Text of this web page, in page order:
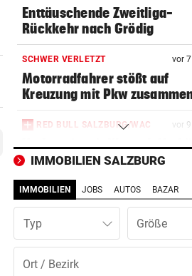
Enttäuschende Zweitliga-
Rückkehr nach Grödig
SCHWER VERLETZT vor
Motorradfahrer stößt auf
Kreuzung mit Pkw
RED BULL SALZBURG/WAC vor
Verhounig mit Klausel,
am Prüfstand
VERHEERENDE UNWETTER vor 9
Der Tag danach: „Es sieht
am Schlachtfeld“
vor
IMMOBILIEN SALZBURG
IMMOBILIEN JOBS AUTOS BAZAR
Typ